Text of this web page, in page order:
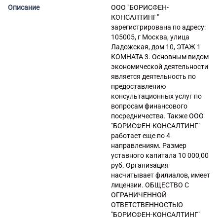
консультированию
82.99 деятельность по
предоставлению прочих
вспомогательных услуг для
бизнеса, не включенная в
другие группировки
69.10 Деятельность в области
права
69.20 Деятельность по
оказанию услуг в области
бухгалтерского учета, по
проведению финансового
аудита, по налоговому
консультированию
82.99 Деятельность по
предоставлению прочих
вспомогательных услуг для
бизнеса, не включенная в
другие группировки
70.22 Консультирование по
вопросам коммерческой
деятельности и управления
Описание
ООО "БОРИСФЕН-
КОНСАЛТИНГ"
зарегистрирована по адресу:
105005, г Москва, улица
Ладожская, дом 10, ЭТАЖ 1
КОМНАТА 3. Основным видом
экономической деятельности
является деятельность по
предоставлению
консультационных услуг по
вопросам финансового
посредничества. Также ООО
"БОРИСФЕН-КОНСАЛТИНГ"
работает еще по 4
направлениям. Размер
уставного капитала 10 000,00
руб. Организация
насчитывает филиалов, имеет
лицензии. ОБЩЕСТВО С
ОГРАНИЧЕННОЙ
ОТВЕТСТВЕННОСТЬЮ
"БОРИСФЕН-КОНСАЛТИНГ"